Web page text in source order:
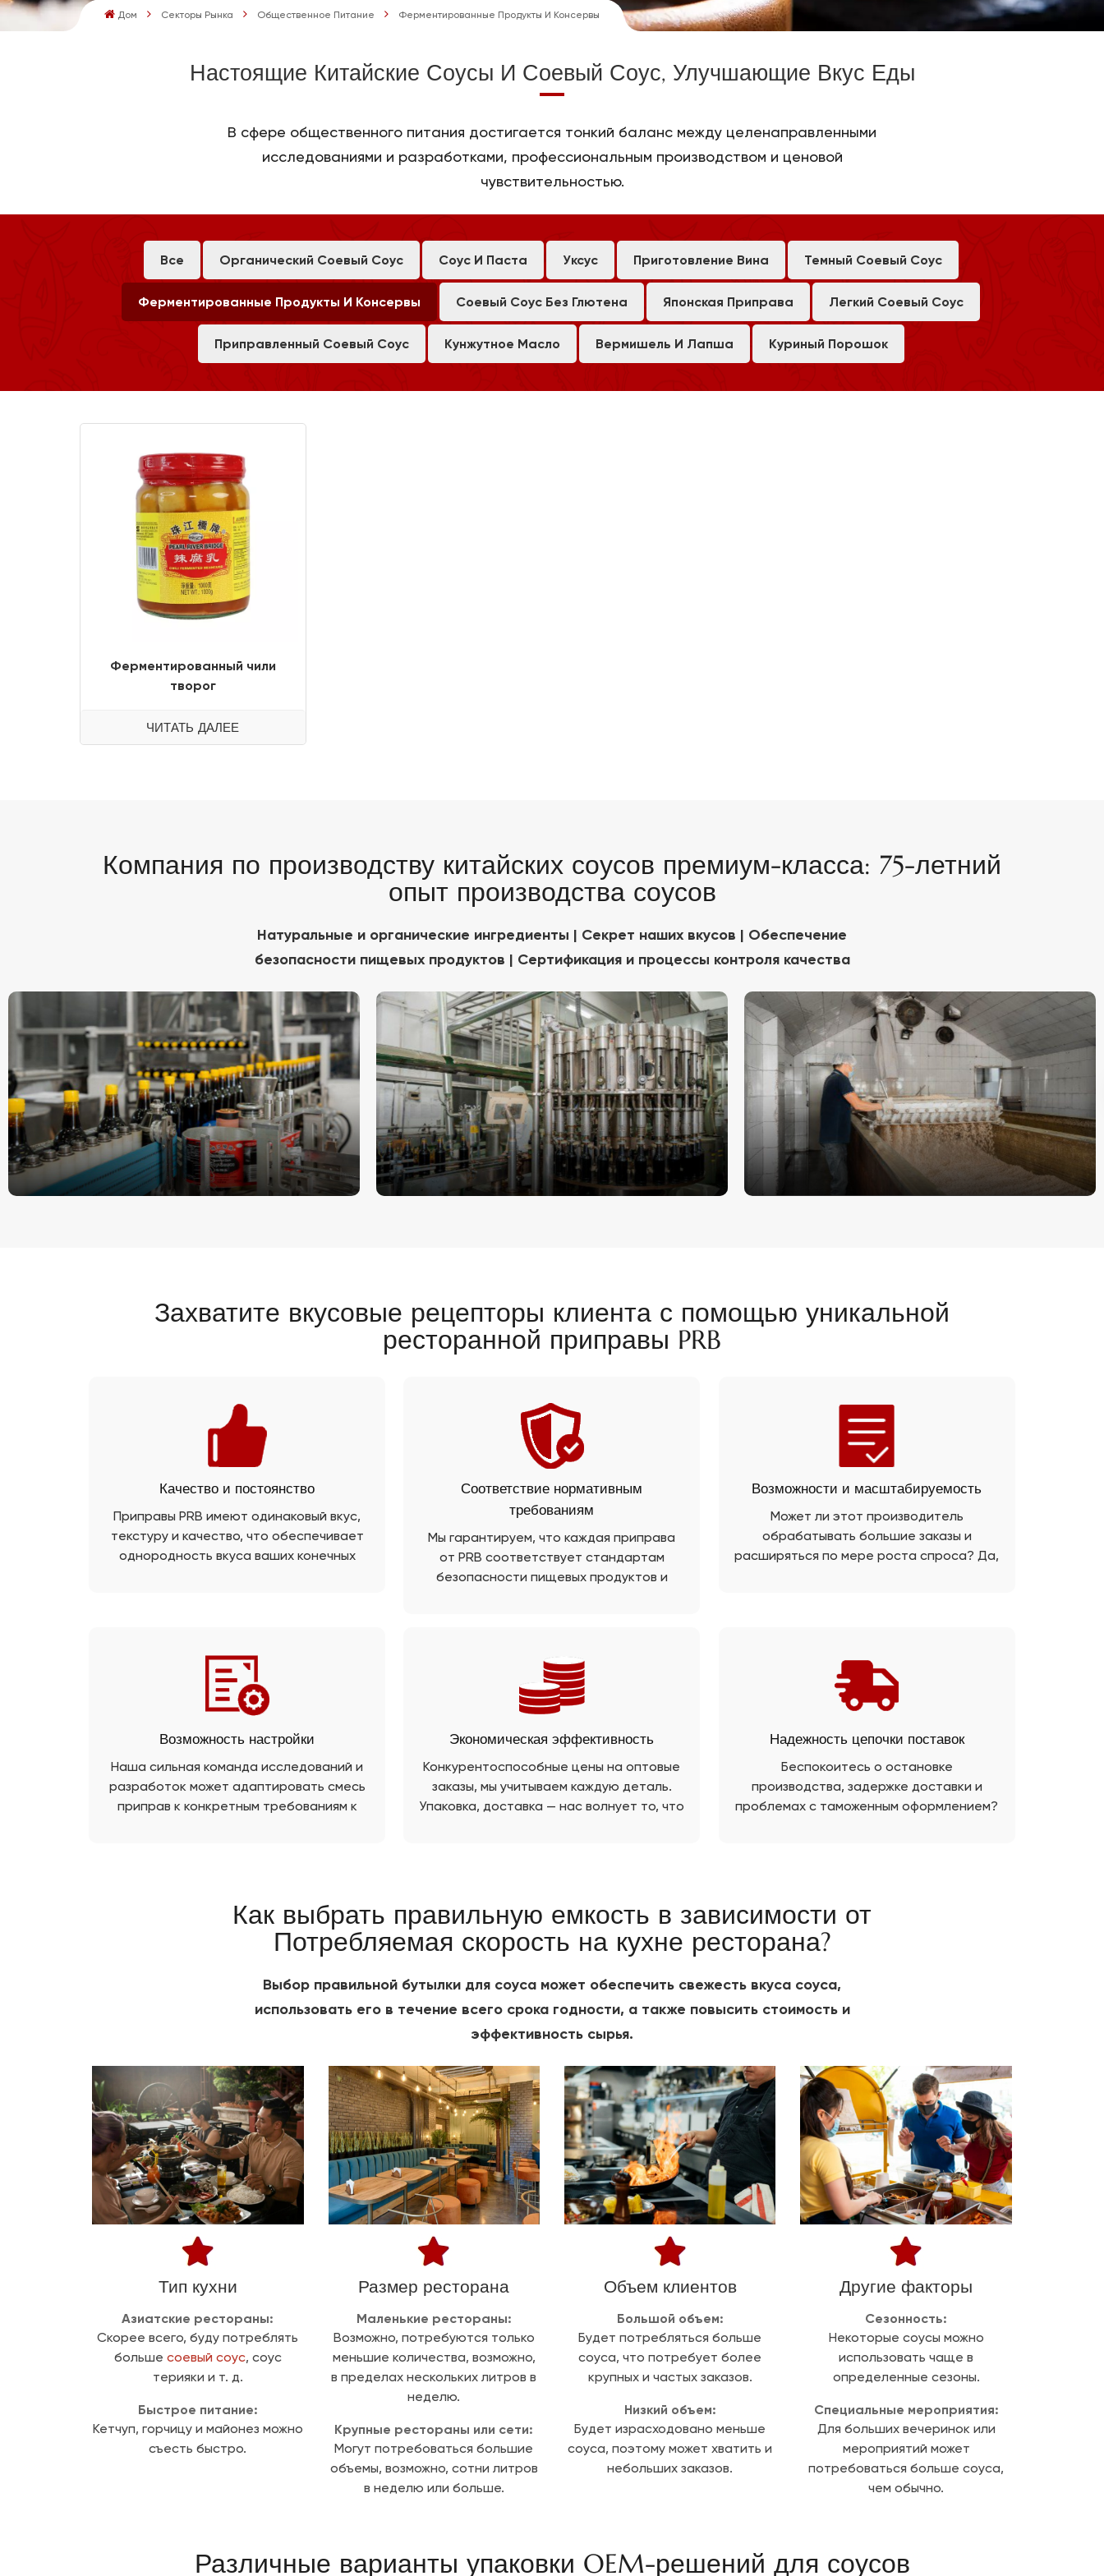
Дом Секторы Рынка Общественное Питание Ферментированные Продукты И Консервы
Настоящие Китайские Соусы И Соевый Соус, Улучшающие Вкус Еды
В сфере общественного питания достигается тонкий баланс между целенаправленными
исследованиями и разработками, профессиональным производством и ценовой
чувствительностью.
Все Органический Соевый Соус Соус И Паста Уксус Приготовление Вина Темный Соевый Соус
Ферментированные Продукты И Консервы Соевый Соус Без Глютена Японская Приправа Легкий Соевый Соус
Приправленный Соевый Соус Кунжутное Масло Вермишель И Лапша Куриный Порошок
Ферментированный чили
творог
ЧИТАТЬ ДАЛЕЕ
Компания по производству китайских соусов премиум-класса: 75-летний
опыт производства соусов
Натуральные и органические ингредиенты | Секрет наших вкусов | Обеспечение
безопасности пищевых продуктов | Сертификация и процессы контроля качества
Захватите вкусовые рецепторы клиента с помощью уникальной
ресторанной приправы PRB
Качество и постоянство
Приправы PRB имеют одинаковый вкус,
текстуру и качество, что обеспечивает
однородность вкуса ваших конечных
Соответствие нормативным
требованиям
Мы гарантируем, что каждая приправа
от PRB соответствует стандартам
безопасности пищевых продуктов и
Возможности и масштабируемость
Может ли этот производитель
обрабатывать большие заказы и
расширяться по мере роста спроса? Да,
Возможность настройки
Наша сильная команда исследований и
разработок может адаптировать смесь
приправ к конкретным требованиям к
Экономическая эффективность
Конкурентоспособные цены на оптовые
заказы, мы учитываем каждую деталь.
Упаковка, доставка — нас волнует то, что
Надежность цепочки поставок
Беспокоитесь о остановке
производства, задержке доставки и
проблемах с таможенным оформлением?
Как выбрать правильную емкость в зависимости от
Потребляемая скорость на кухне ресторана?
Выбор правильной бутылки для соуса может обеспечить свежесть вкуса соуса,
использовать его в течение всего срока годности, а также повысить стоимость и
эффективность сырья.
Тип кухни
Азиатские рестораны:
Скорее всего, буду потреблять
больше соевый соус, соус
терияки и т. д.
Быстрое питание:
Кетчуп, горчицу и майонез можно
съесть быстро.
Размер ресторана
Маленькие рестораны:
Возможно, потребуются только
меньшие количества, возможно,
в пределах нескольких литров в
неделю.
Крупные рестораны или сети:
Могут потребоваться большие
объемы, возможно, сотни литров
в неделю или больше.
Объем клиентов
Большой объем:
Будет потребляться больше
соуса, что потребует более
крупных и частых заказов.
Низкий объем:
Будет израсходовано меньше
соуса, поэтому может хватить и
небольших заказов.
Другие факторы
Сезонность:
Некоторые соусы можно
использовать чаще в
определенные сезоны.
Специальные мероприятия:
Для больших вечеринок или
мероприятий может
потребоваться больше соуса,
чем обычно.
Различные варианты упаковки OEM-решений для соусов